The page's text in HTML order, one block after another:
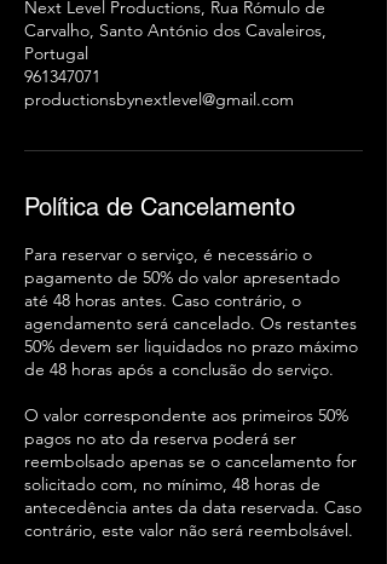
Next Level Productions, Rua Rómulo de
Carvalho, Santo António dos Cavaleiros,
Portugal
961347071
productionsbynextlevel@gmail.com
Política de Cancelamento
Para reservar o serviço, é necessário o
pagamento de 50% do valor apresentado
até 48 horas antes. Caso contrário, o
agendamento será cancelado. Os restantes
50% devem ser liquidados no prazo máximo
de 48 horas após a conclusão do serviço.
O valor correspondente aos primeiros 50%
pagos no ato da reserva poderá ser
reembolsado apenas se o cancelamento for
solicitado com, no mínimo, 48 horas de
antecedência antes da data reservada. Caso
contrário, este valor não será reembolsável.